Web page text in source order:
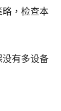
，检查本
有多设备